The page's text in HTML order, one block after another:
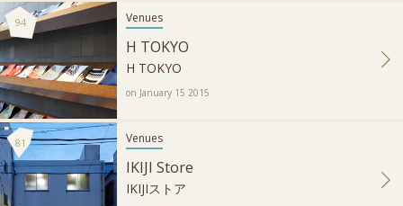
Venues
H TOKYO
H TOKYO
on January 15 2015
94
Venues
IKIJI Store
IKIJIストア
81